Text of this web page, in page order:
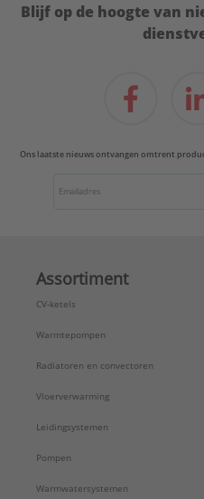
Blijf op de hoogte van
Ons laatste nieuws ontvangen omtrent
Assortiment
CV-ketels
Warmtepompen
Radiatoren en convectoren
Vloerverwarming
Leidingsystemen
Pompen
Warmwatersystemen